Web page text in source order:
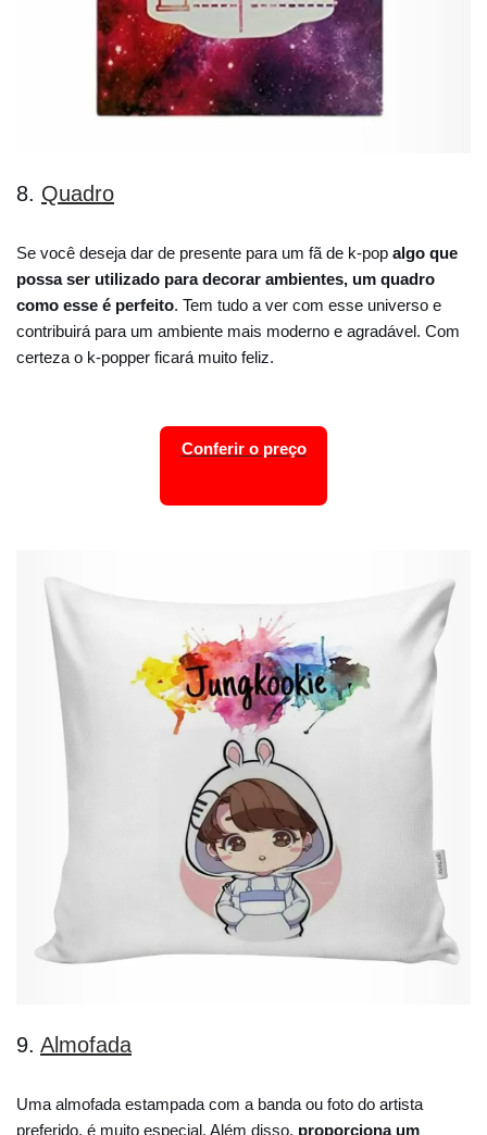
8. Quadro
Se você deseja dar de presente para um fã de k-pop algo que
possa ser utilizado para decorar ambientes, um quadro
como esse é perfeito. Tem tudo a ver com esse universo e
contribuirá para um ambiente mais moderno e agradável. Com
certeza o k-popper ficará muito feliz.
Conferir o preço
9. Almofada
Uma almofada estampada com a banda ou foto do artista
preferido, é muito especial. Além disso, proporciona um